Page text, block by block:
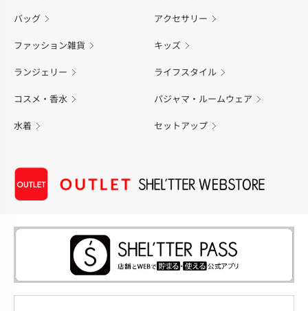
バッグ アクセサリー
ファッション雑貨 キッズ
ランジェリー ライフスタイル
コスメ・香水 パジャマ・ルームウェア
水着 セットアップ